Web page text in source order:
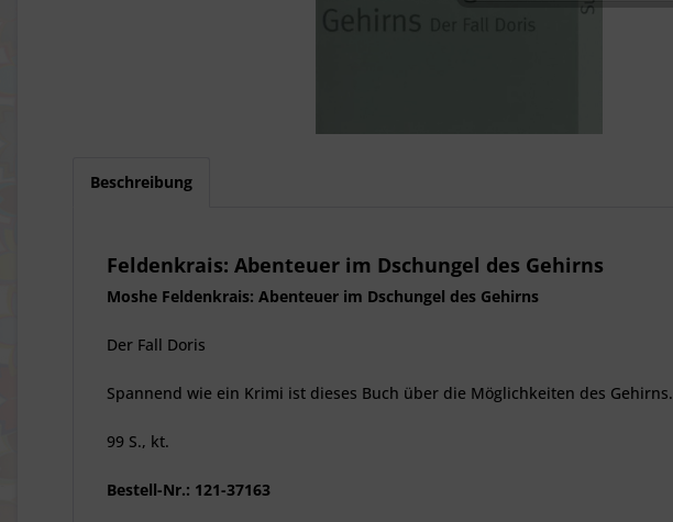
Beschreibung
Feldenkrais: Abenteuer im Dschungel des Gehirns
Moshe Feldenkrais: Abenteuer im Dschungel des Gehirns
Der Fall Doris
Spannend wie ein Krimi ist dieses Buch über die Möglichkeiten des Gehirns.
99 S., kt.
Bestell-Nr.: 121-37163